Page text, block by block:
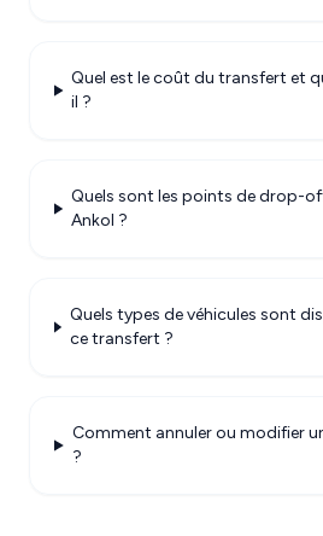
Quel est le coût du transfert et
il ?
Quels sont les points de drop-
Ankol ?
Quels types de véhicules sont
ce transfert ?
Comment annuler ou modifier
?